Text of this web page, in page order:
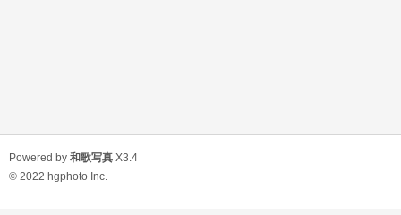
Powered by 和歌写真 X3.4
© 2022 hgphoto Inc.